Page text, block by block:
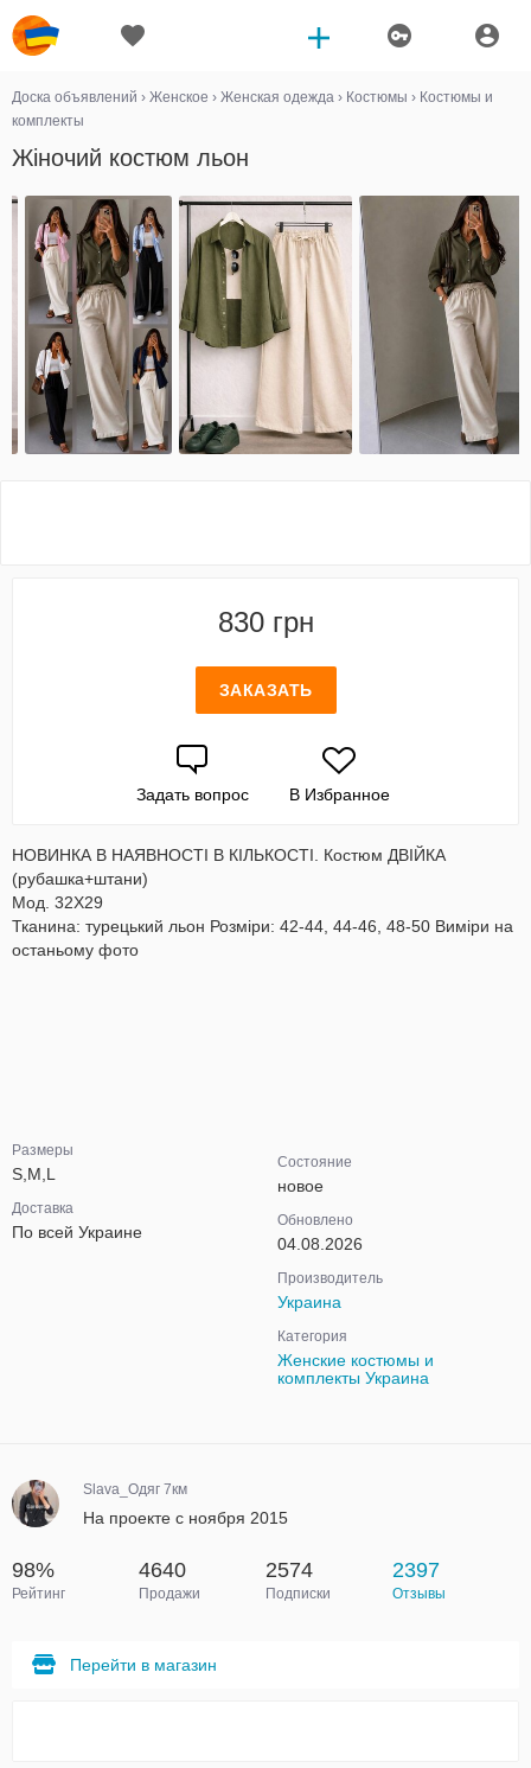
Доска объявлений › Женское › Женская одежда › Костюмы › Костюмы и
комплекты
Жіночий костюм льон
830 грн
ЗАКАЗАТЬ
Задать вопрос В Избранное
НОВИНКА В НАЯВНОСТІ В КІЛЬКОСТІ. Костюм ДВІЙКА
(рубашка+штани)
Мод. 32Х29
Тканина: турецький льон Розміри: 42-44, 44-46, 48-50 Виміри на
останьому фото
Размеры
S,M,L
Доставка
По всей Украине
Состояние
новое
Обновлено
04.08.2026
Производитель
Украина
Категория
Женские костюмы и
комплекты Украина
Slava_Одяг 7км
На проекте с ноября 2015
98%
Рейтинг
4640
Продажи
2574
Подписки
2397
Отзывы
Перейти в магазин